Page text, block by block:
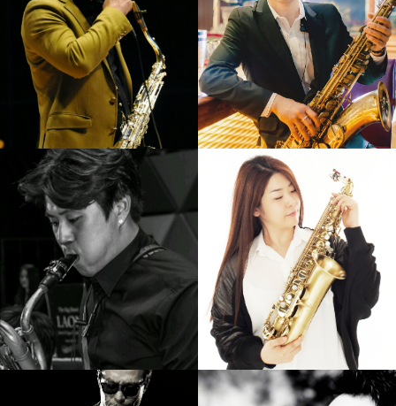
노영현
강의보기
김니나
강의보기
이대희
강의보기
황인선
강의보기